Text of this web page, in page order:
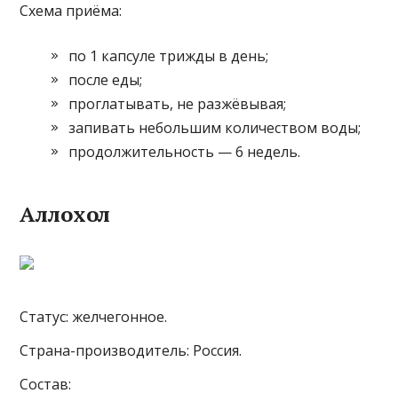
Схема приёма:
по 1 капсуле трижды в день;
после еды;
проглатывать, не разжёвывая;
запивать небольшим количеством воды;
продолжительность — 6 недель.
Аллохол
Статус: желчегонное.
Страна-производитель: Россия.
Состав: